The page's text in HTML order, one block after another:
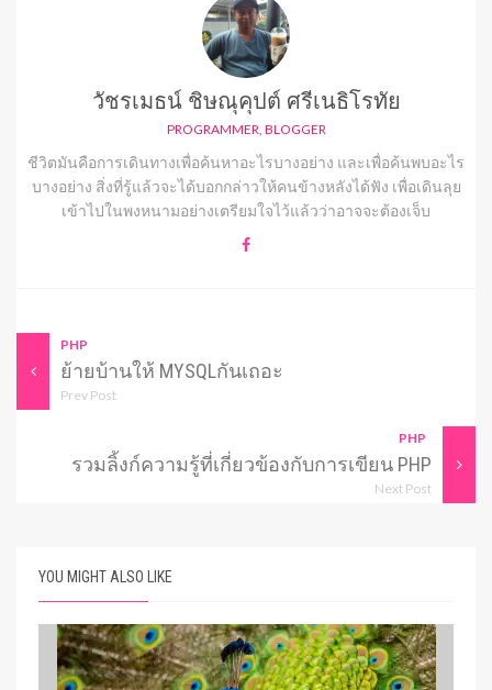
วัชรเมธน์ ชิษณุคุปต์ ศรีเนธิโรทัย
PROGRAMMER, BLOGGER
ชีวิตมันคือการเดินทางเพื่อค้นหาอะไรบางอย่าง และเพื่อค้นพบอะไร
บางอย่าง สิ่งที่รู้แล้วจะได้บอกกล่าวให้คนข้างหลังได้ฟัง เพื่อเดินลุย
เข้าไปในพงหนามอย่างเตรียมใจไว้แล้วว่าอาจจะต้องเจ็บ
PHP
ย้ายบ้านให้ MYSQLกันเถอะ
Prev Post
PHP
รวมลิ้งก์ความรู้ที่เกี่ยวข้องกับการเขียน PHP
Next Post
YOU MIGHT ALSO LIKE